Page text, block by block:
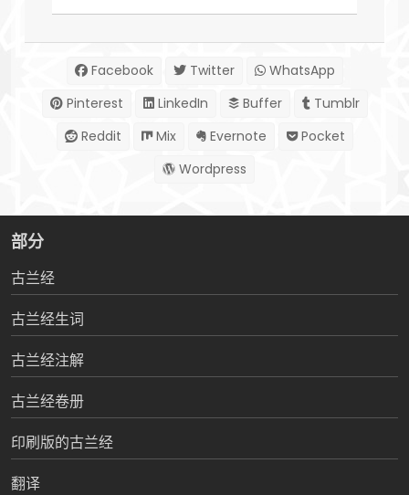
Facebook Twitter
WhatsApp
Pinterest
LinkedIn Buffer
Tumblr
Reddit
Mix Evernote
Pocket
Wordpress
部分
古兰经
古兰经生词
古兰经注解
古兰经卷册
印刷版的古兰经
翻译